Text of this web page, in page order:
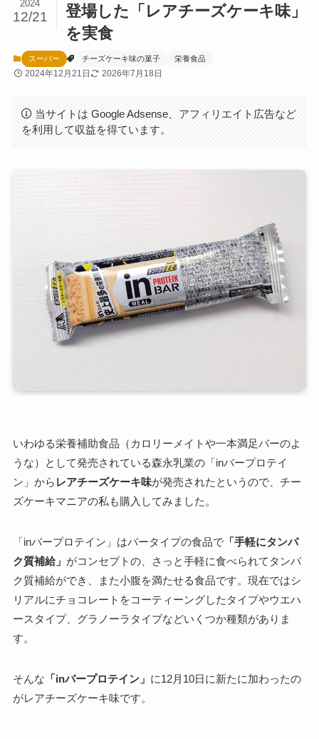
登場した「レアチーズケーキ味」
を実食
2024
12/21
スーパー チーズケーキ味の菓子 栄養食品
2024年12月21日 2026年7月18日
当サイトは Google Adsense、アフィリエイト広告など
を利用して収益を得ています。
いわゆる栄養補助食品（カロリーメイトや一本満足バーのよ
うな）として発売されている森永乳業の「inバープロテイ
ン」から レアチーズケーキ味が発売されたというので、チー
ズケーキマニアの私も購入してみました。
「inバープロテイン」はバータイプの食品で「手軽にタンパ
ク質補給」 がコンセプトの、さっと手軽に食べられてタンパ
ク質補給ができ、また小腹を満たせる食品です。現在ではシ
リアルにチョコレートをコーティーングしたタイプやウエハ
ースタイプ、グラノーラタイプなどいくつか種類がありま
す。
そんな 「inバープロテイン」 に12月10日に新たに加わったの
がレアチーズケーキ味です。